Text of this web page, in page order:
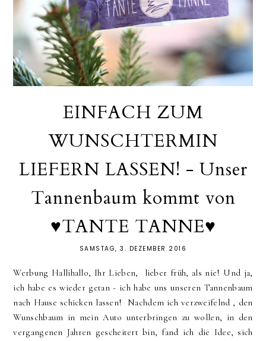
EINFACH ZUM
WUNSCHTERMIN
LIEFERN LASSEN! - Unser
Tannenbaum kommt von
♥TANTE TANNE♥
SAMSTAG, 3. DEZEMBER 2016
Werbung Hallihallo, Ihr Lieben, lieber früh, als nie! Und ja,
ich habe es wieder getan - ich habe uns unseren Tannenbaum
nach Hause schicken lassen! Nachdem ich verzweifelnd , den
Wunschbaum in mein Auto unterbringen zu wollen, in den
vergangenen Jahren gescheitert bin, fand ich die Idee, sich